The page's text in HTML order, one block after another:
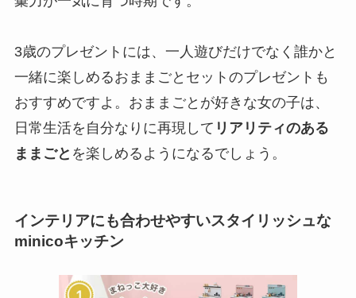
3歳のプレゼントには、一人遊びだけでなく誰かと
一緒に楽しめるおままごとセットのプレゼントも
おすすめですよ。おままごとが好きな女の子は、
日常生活を自分なりに再現して リアリティのある
ままごと を楽しめるようになるでしょう。
インテリアにも合わせやすいスタイリッシュな
minicoキッチン